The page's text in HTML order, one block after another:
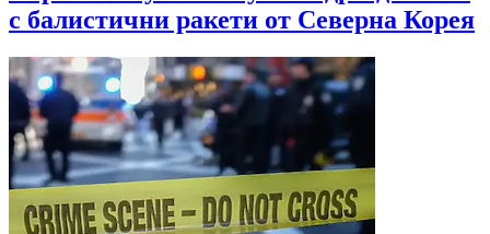
с балистични ракети от Северна Корея